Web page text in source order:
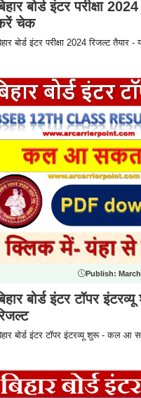
बोर्ड इंटर परीक्षा
चेक
बोर्ड इंटर परीक्षा 2024 रिजल्ट
Publish:
बोर्ड इंटर टॉपर
बोर्ड इंटर टॉपर इंटरव्यू शुरू - कल आ